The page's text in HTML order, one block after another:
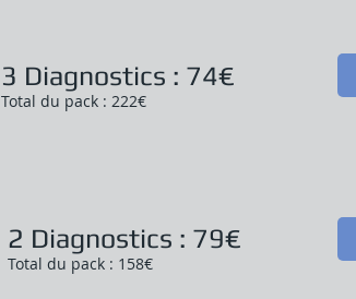
3 Diagnostics : 74€
Total du pack : 222€
2 Diagnostics : 79€
Total du pack : 158€